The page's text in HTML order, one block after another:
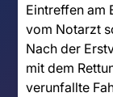
Eintreffen am
vom Notarzt
Nach der
mit dem
verunfallte